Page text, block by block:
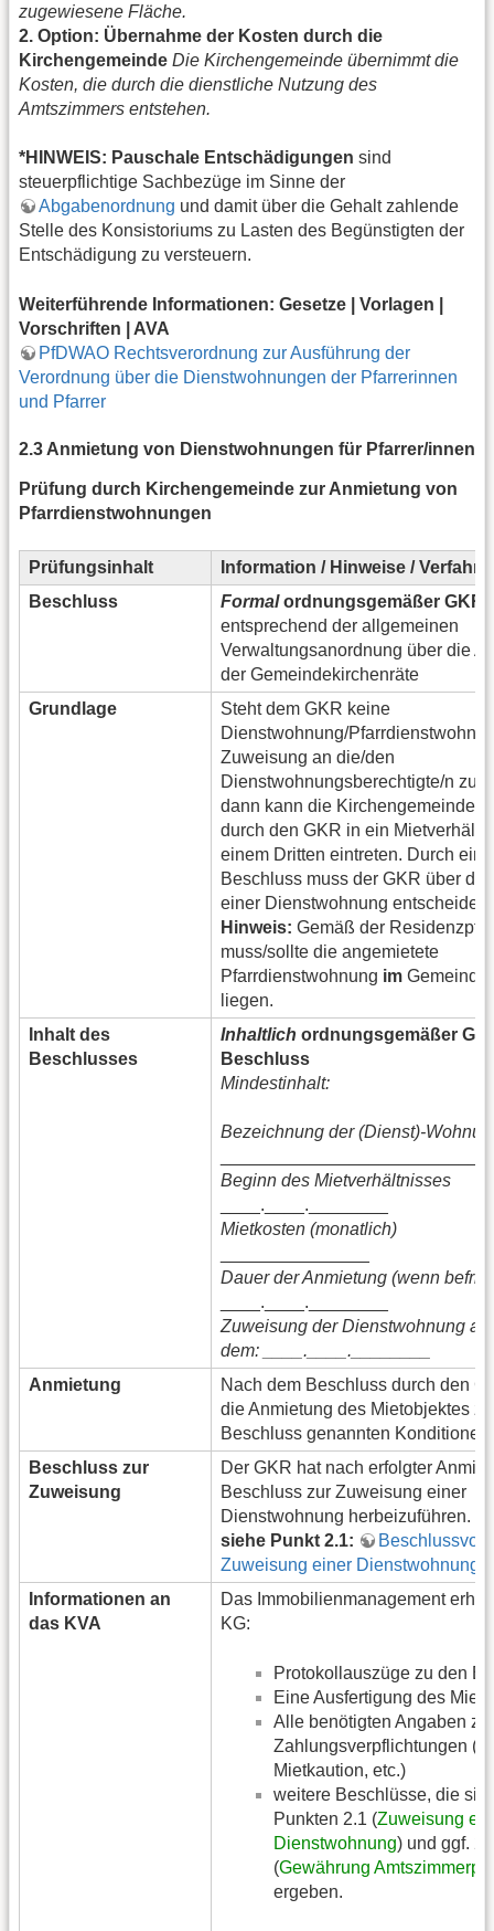
zugewiesene Fläche.
2. Option: Übernahme der Kosten durch die
Kirchengemeinde Die Kirchengemeinde übernimmt die
Kosten, die durch die dienstliche Nutzung des
Amtszimmers entstehen.
*HINWEIS: Pauschale Entschädigungen sind
steuerpflichtige Sachbezüge im Sinne der
Abgabenordnung und damit über die Gehalt zahlende
Stelle des Konsistoriums zu Lasten des Begünstigten der
Entschädigung zu versteuern.
Weiterführende Informationen: Gesetze | Vorlagen |
Vorschriften | AVA
PfDWAO Rechtsverordnung zur Ausführung der
Verordnung über die Dienstwohnungen der Pfarrerinnen
und Pfarrer
2.3 Anmietung von Dienstwohnungen für Pfarrer/innen
Prüfung durch Kirchengemeinde zur Anmietung von
Pfarrdienstwohnungen
Prüfungsinhalt
Information / Hinweise /
Beschluss
Formalordnungsgemäßer
entsprechend der allgemeinen
Verwaltungsanordnung über die
der Gemeindekirchenräte
Grundlage
Steht dem GKR keine
Dienstwohnung/
Zuweisung an die/den
Dienstwohnungsberechtigte/n zur
dann kann die Kirchengemeinde
durch den GKR in ein
einem Dritten eintreten. Durch
Beschluss muss der GKR über
einer Dienstwohnung entscheiden.
Hinweis: Gemäß der
muss/sollte die angemietete
Pfarrdienstwohnung im
liegen.
Inhalt des
Beschlusses
Inhaltlich ordnungsgemäßer
Beschluss
Mindestinhalt:
Bezeichnung der (Dienst)-
Beginn des Mietverhältnisses
____.____.________
Mietkosten (monatlich)
Dauer der Anmietung (wenn
____.____.________
Zuweisung der Dienstwohnung ab
dem: ____.____.________
Anmietung
Nach dem Beschluss durch den
die Anmietung des Mietobjektes
Beschluss genannten Konditionen.
Beschluss zur
Zuweisung
Der GKR hat nach erfolgter
Beschluss zur Zuweisung einer
Dienstwohnung herbeizuführen.
siehe Punkt 2.1:
Zuweisung einer Dienstwohnung
Informationen an
das KVA
Das Immobilienmanagement
KG:
Protokollauszüge zu den
Eine Ausfertigung des
Alle benötigten Angaben zu
Zahlungsverpflichtungen
Mietkaution, etc.)
weitere Beschlüsse, die
Punkten 2.1 (Zuweisung
Dienstwohnung) und ggf.
(Gewährung
ergeben.